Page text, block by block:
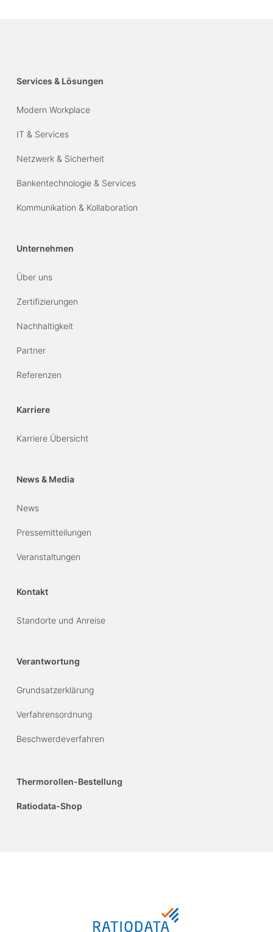
Services & Lösungen
Modern Workplace
IT & Services
Netzwerk & Sicherheit
Bankentechnologie & Services
Kommunikation & Kollaboration
Unternehmen
Über uns
Zertifizierungen
Nachhaltigkeit
Partner
Referenzen
Karriere
Karriere Übersicht
News & Media
News
Pressemitteilungen
Veranstaltungen
Kontakt
Standorte und Anreise
Verantwortung
Grundsatzerklärung
Verfahrensordnung
Beschwerdeverfahren
Thermorollen-Bestellung
Ratiodata-Shop